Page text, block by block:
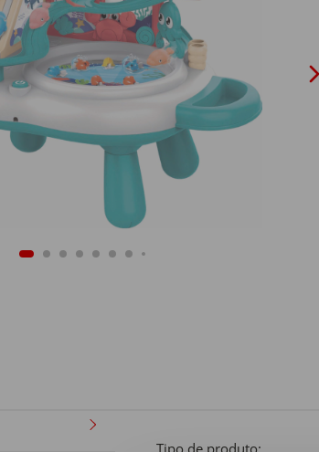
Tipo de produto: